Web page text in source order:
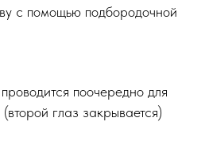
с помощью подбородочной
поочередно для
глаз закрывается)